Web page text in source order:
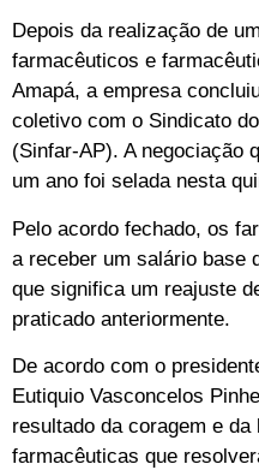
Depois da realização de
farmacêuticos e
Amapá, a empresa
coletivo com o Sindicato
(Sinfar-AP). A negociação
um ano foi selada nesta
Pelo acordo fechado, os
a receber um salário base
que significa um reajuste
praticado anteriormente.
De acordo com o
Eutiquio Vasconcelos
resultado da coragem e
farmacêuticas que